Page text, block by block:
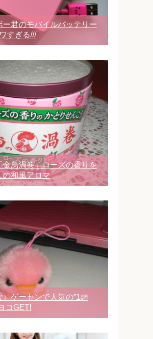
ー君のモバイルバッテリー
すぎる///
金鳥渦巻」ローズの香りを
の和風アロマ
』ゲーセンで人気の”1頭
コGET!